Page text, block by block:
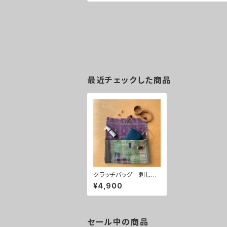
最近チェックした商品
クラッチバッグ 刺し子
刺繍 インド ラリーキ
ルト
¥4,900
セール中の商品